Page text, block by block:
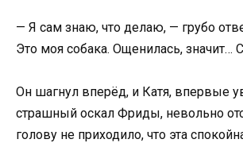
— Я сам знаю, что делаю, — грубо
Это моя собака. Ощенилась, значит…
Он шагнул вперёд, и Катя, впервые
страшный оскал Фриды, невольно
голову не приходило, что эта